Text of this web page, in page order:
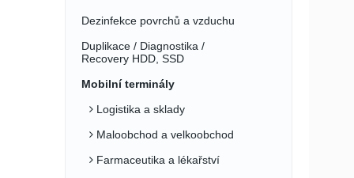
Dezinfekce povrchů a vzduchu
Duplikace / Diagnostika /
Recovery HDD, SSD
Mobilní terminály
Logistika a sklady
Maloobchod a velkoobchod
Farmaceutika a lékařství